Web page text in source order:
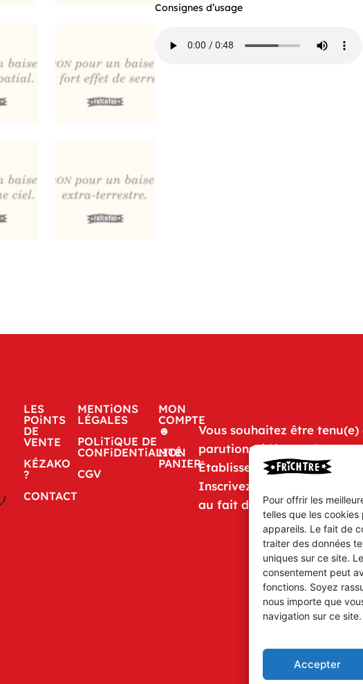
Pour offrir les
telles que les
appareils. Le fait de
traiter des données
uniques sur ce site.
consentement peut
fonctions. Soyez
nous importe que
navigation sur ce site.
Accepter
Consignes d’usage
LES
POiNTS
DE
VENTE
KÉZAKO
?
CONTACT
MENTiONS
LÉGALES
POLiTiQUE DE
CONFiDENTiALITÉ
CGV
MON
COMPTE
☻
MON
PANIER
Vous souhaitez être
parutions, idées ou
Établissements FRiCHTRE ?
Inscrivez-vous à notre
au fait de tout.